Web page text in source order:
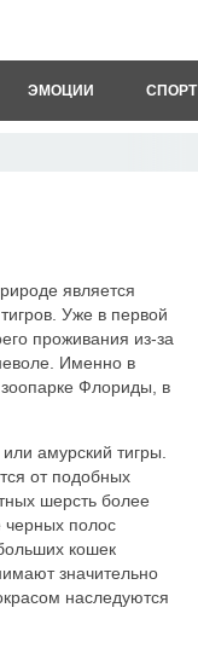
ЭМОЦИИ СПОРТ
является
Уже в первой
проживания из-за
Именно в
Флориды, в
амурский тигры.
от подобных
шерсть более
черных полос
кошек
значительно
наследуются